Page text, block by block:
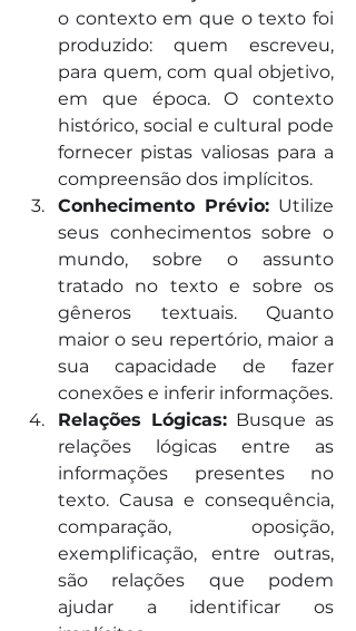
o contexto em que o texto foi
produzido: quem escreveu,
para quem, com qual objetivo,
em que época. O contexto
histórico, social e cultural pode
fornecer pistas valiosas para a
compreensão dos implícitos.
Conhecimento Prévio: Utilize
seus conhecimentos sobre o
mundo, sobre o assunto
tratado no texto e sobre os
gêneros textuais. Quanto
maior o seu repertório, maior a
sua capacidade de fazer
conexões e inferir informações.
Relações Lógicas: Busque as
relações lógicas entre as
informações presentes no
texto. Causa e consequência,
comparação, oposição,
exemplificação, entre outras,
são relações que podem
ajudar a identificar os